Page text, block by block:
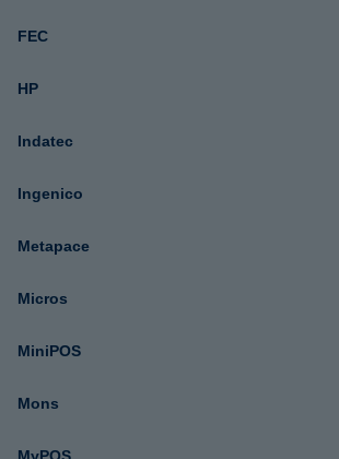
FEC
HP
Indatec
Ingenico
Metapace
Micros
MiniPOS
Mons